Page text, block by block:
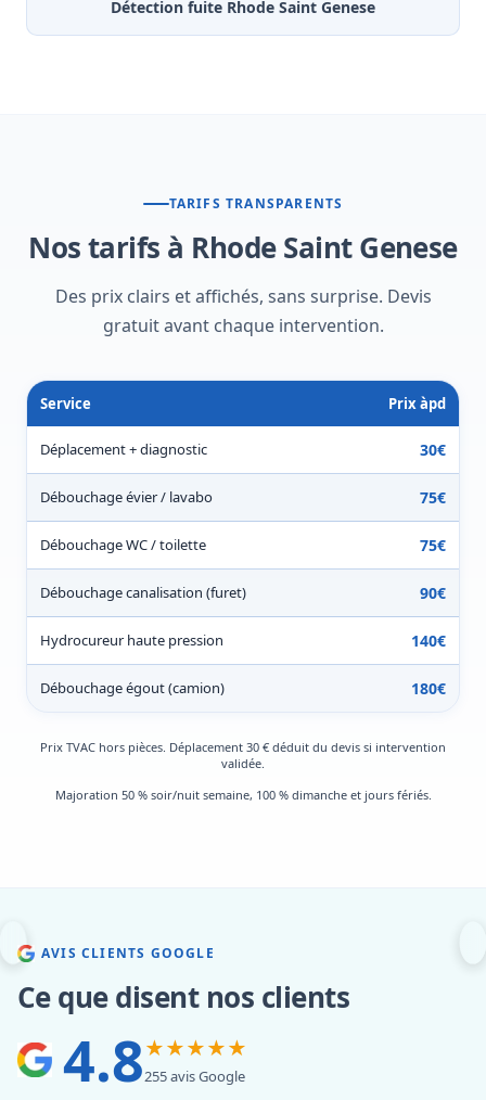
Détection fuite Rhode Saint Genese
TARIFS TRANSPARENTS
Nos tarifs à Rhode Saint Genese
Des prix clairs et affichés, sans surprise. Devis
gratuit avant chaque intervention.
Service Prix àpd
Déplacement + diagnostic 30€
Débouchage évier / lavabo 75€
Débouchage WC / toilette 75€
Débouchage canalisation (furet) 90€
Hydrocureur haute pression 140€
Débouchage égout (camion) 180€
Prix TVAC hors pièces. Déplacement 30 € déduit du devis si intervention
validée.
Majoration 50 % soir/nuit semaine, 100 % dimanche et jours fériés.
AVIS CLIENTS GOOGLE
Ce que disent nos clients
4.8★★★★★
255 avis Google